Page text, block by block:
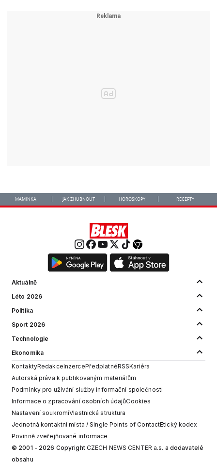
MAMINKA JAK ZHUBNOUT HOROSKOPY RECEPTY
Aktuálně
Léto 2026
Politika
Sport 2026
Technologie
Ekonomika
KontaktyRedakceInzercePředplatnéRSSKariéra
Autorská práva k publikovaným materiálům
Podmínky pro užívání služby informační společnosti
Informace o zpracování osobních údajůCookies
Nastavení soukromíVlastnická struktura
Jednotná kontaktní místa / Single Points of ContactEtický kodex
Povinně zveřejňované informace
© 2001 - 2026 Copyright CZECH NEWS CENTER a.s. a dodavatelé
obsahu